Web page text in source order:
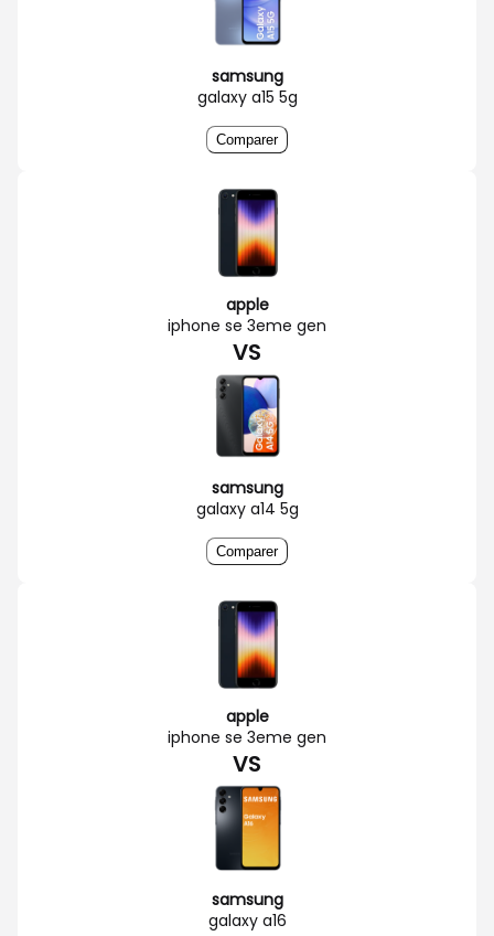
samsung
galaxy a15 5g
Comparer
apple
iphone se 3eme gen
VS
samsung
galaxy a14 5g
Comparer
apple
iphone se 3eme gen
VS
samsung
galaxy a16